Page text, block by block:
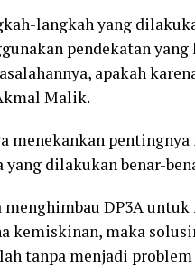
langkah yang
pendekatan
apakah
Malik.
menekankan
yang dilakukan benar-
menghimbau DP3A
kemiskinan, maka
tanpa menjadi problem